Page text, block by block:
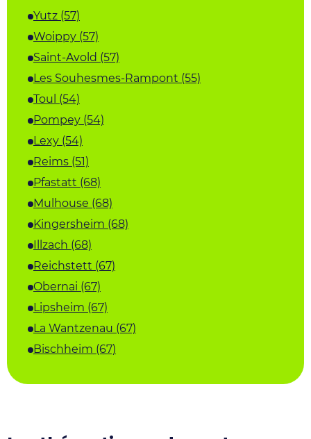
Yutz (57)
Woippy (57)
Saint-Avold (57)
Les Souhesmes-Rampont (55)
Toul (54)
Pompey (54)
Lexy (54)
Reims (51)
Pfastatt (68)
Mulhouse (68)
Kingersheim (68)
Illzach (68)
Reichstett (67)
Obernai (67)
Lipsheim (67)
La Wantzenau (67)
Bischheim (67)